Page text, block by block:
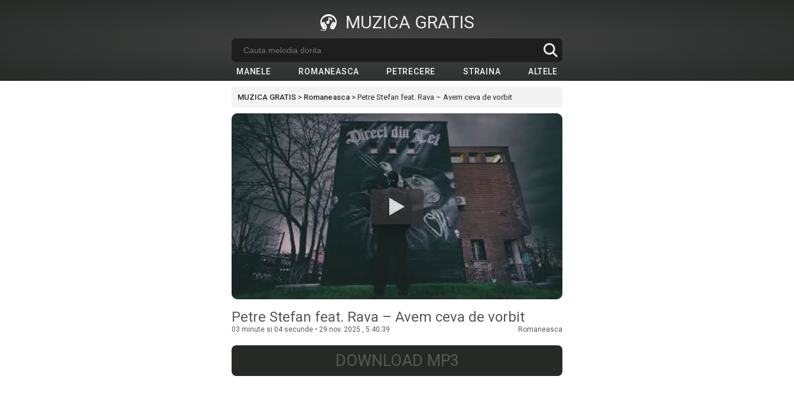
MUZICA GRATIS
MANELE ROMANEASCA PETRECERE STRAINA ALTELE
MUZICA GRATIS > Romaneasca > Petre Stefan feat. Rava – Avem ceva de vorbit
Petre Stefan feat. Rava – Avem ceva de vorbit
03 minute si 04 secunde • 29 nov. 2025 , 5:40:39 Romaneasca
DOWNLOAD MP3